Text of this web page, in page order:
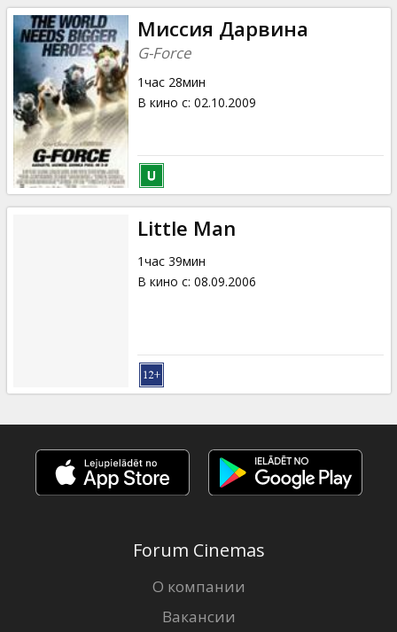
Миссия Дарвина
G-Force
1час 28мин
В кино с: 02.10.2009
Little Man
1час 39мин
В кино с: 08.09.2006
Forum Cinemas
О компании
Вакансии